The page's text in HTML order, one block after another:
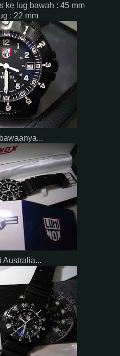
ke lug bawah : 45 mm
: 22 mm
Australia...